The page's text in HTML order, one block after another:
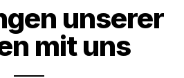
unserer
mit uns